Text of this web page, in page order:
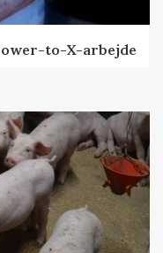
to-X-arbejde